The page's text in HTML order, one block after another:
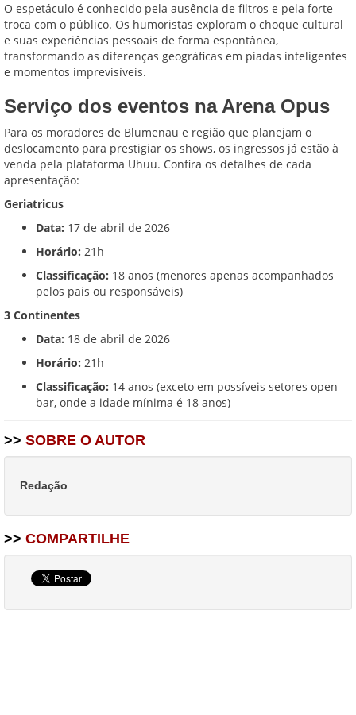
O espetáculo é conhecido pela ausência de filtros e pela forte
troca com o público. Os humoristas exploram o choque cultural
e suas experiências pessoais de forma espontânea,
transformando as diferenças geográficas em piadas inteligentes
e momentos imprevisíveis.
Serviço dos eventos na Arena Opus
Para os moradores de Blumenau e região que planejam o
deslocamento para prestigiar os shows, os ingressos já estão à
venda pela plataforma Uhuu. Confira os detalhes de cada
apresentação:
Geriatricus
Data: 17 de abril de 2026
Horário: 21h
Classificação: 18 anos (menores apenas acompanhados
pelos pais ou responsáveis)
3 Continentes
Data: 18 de abril de 2026
Horário: 21h
Classificação: 14 anos (exceto em possíveis setores open
bar, onde a idade mínima é 18 anos)
>> SOBRE O AUTOR
Redação
>> COMPARTILHE